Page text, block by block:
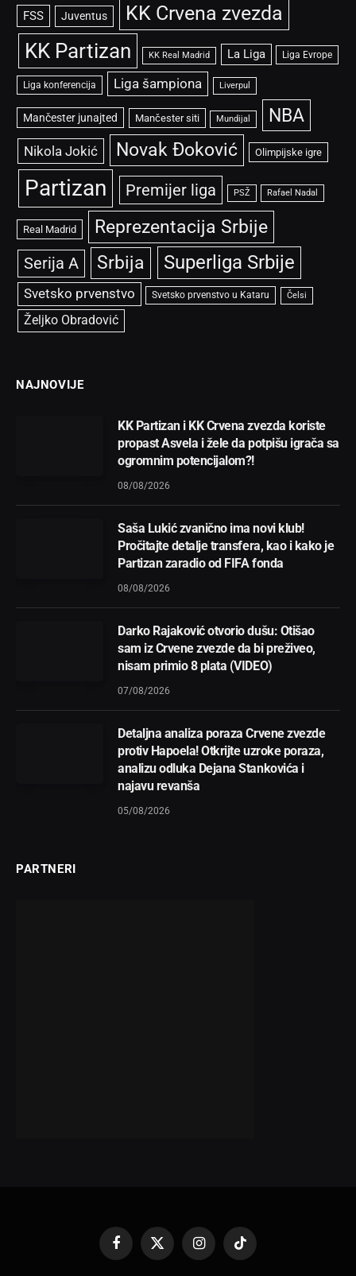
FSS Juventus KK Crvena zvezda
KK Partizan KK Real Madrid La Liga Liga Evrope
Liga konferencija Liga šampiona Liverpul
Mančester junajted Mančester siti Mundijal NBA
Nikola Jokić Novak Đoković Olimpijske igre
Partizan Premijer liga PSŽ Rafael Nadal
Real Madrid Reprezentacija Srbije
Serija A Srbija Superliga Srbije
Svetsko prvenstvo Svetsko prvenstvo u Kataru Čelsi
Željko Obradović
NAJNOVIJE
KK Partizan i KK Crvena zvezda koriste
propast Asvela i žele da potpišu igrača sa
ogromnim potencijalom?!
08/08/2026
Saša Lukić zvanično ima novi klub!
Pročitajte detalje transfera, kao i kako je
Partizan zaradio od FIFA fonda
08/08/2026
Darko Rajaković otvorio dušu: Otišao
sam iz Crvene zvezde da bi preživeo,
nisam primio 8 plata (VIDEO)
07/08/2026
Detaljna analiza poraza Crvene zvezde
protiv Hapoela! Otkrijte uzroke poraza,
analizu odluka Dejana Stankovića i
najavu revanša
05/08/2026
PARTNERI
FacebookX
InstagramTikTok